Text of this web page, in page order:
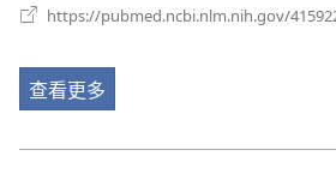
https://pubmed.ncbi.nlm.nih.gov/
查看更多